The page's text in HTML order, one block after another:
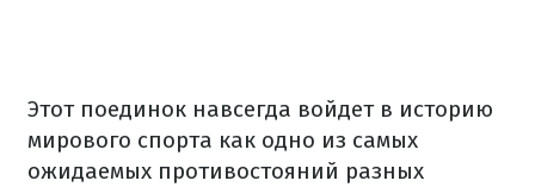
Этот поединок навсегда войдет в историю
мирового спорта как одно из самых
ожидаемых противостояний разных